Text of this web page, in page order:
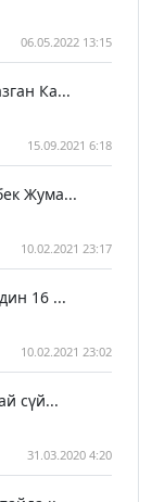
06.05.2022 13:15
Ка...
15.09.2021 6:18
Жума...
10.02.2021 23:17
16 ...
10.02.2021 23:02
сүй...
31.03.2020 4:20